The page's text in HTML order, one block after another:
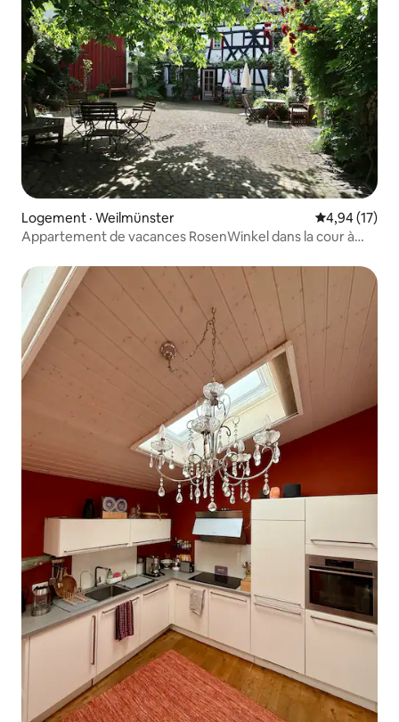
Logement · Weilmünster Note
4,94 (17)
Appartement de vacances RosenWinkel dans la cour à